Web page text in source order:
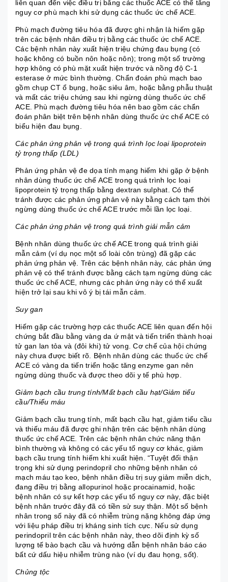
liên quan đến việc điều trị bằng các thuốc ACE có thể tăng
nguy cơ phù mạch khi sử dụng các thuốc ức chế ACE.
Phù mạch đường tiêu hóa đã được ghi nhận là hiếm gặp
trên các bệnh nhân điều trị bằng các thuốc ức chế ACE.
Các bệnh nhân này xuất hiện triệu chứng đau bụng (có
hoặc không có buồn nôn hoặc nôn); trong một số trường
hợp không có phù mặt xuất hiện trước và nồng độ C-1
esterase ở mức bình thường. Chẩn đoán phù mạch bao
gồm chụp CT ổ bụng, hoặc siêu âm, hoặc bằng phẫu thuật
và mất các triệu chứng sau khi ngừng dùng thuốc ức chế
ACE. Phù mạch đường tiêu hóa nên bao gồm các chẩn
đoán phân biệt trên bệnh nhân dùng thuốc ức chế ACE có
biểu hiện đau bụng.
Các phản ứng phản vệ trong quá trình lọc loại lipoprotein
tỷ trọng thấp (LDL)
Phản ứng phản vệ đe dọa tính mạng hiếm khi gặp ở bệnh
nhân dùng thuốc ức chế ACE trong quá trình lọc loại
lipoprotein tỷ trọng thấp bằng dextran sulphat. Có thể
tránh được các phản ứng phản vệ này bằng cách tạm thời
ngừng dùng thuốc ức chế ACE trước mỗi lần lọc loại.
Các phản ứng phản vệ trong quá trình giải mẫn cảm
Bệnh nhân dùng thuốc ức chế ACE trong quá trình giải
mẫn cảm (ví dụ nọc một số loài côn trùng) đã gặp các
phản ứng phản vệ. Trên các bệnh nhân này, các phản ứng
phản vệ có thể tránh được bằng cách tạm ngừng dùng các
thuốc ức chế ACE, nhưng các phản ứng này có thể xuất
hiện trở lại sau khi vô ý bị tái mẫn cảm.
Suy gan
Hiếm gặp các trường hợp các thuốc ACE liên quan đến hội
chứng bắt đầu bằng vàng da ứ mật và tiến triển thành hoại
tử gan lan tỏa và (đôi khi) tử vong. Cơ chế của hội chứng
này chưa được biết rõ. Bệnh nhân dùng các thuốc ức chế
ACE có vàng da tiến triển hoặc tăng enzyme gan nên
ngừng dùng thuốc và được theo dõi y tế phù hợp.
Giảm bạch cầu trung tính/Mất bạch cầu hạt/Giảm tiểu
cầu/Thiếu máu
Giảm bạch cầu trung tính, mất bạch cầu hạt, giảm tiểu cầu
và thiếu máu đã được ghi nhận trên các bệnh nhân dùng
thuốc ức chế ACE. Trên các bệnh nhân chức năng thận
bình thường và không có các yếu tố nguy cơ khác, giảm
bạch cầu trung tính hiếm khi xuất hiện. “Tuyệt đối thận
trọng khi sử dụng perindopril cho những bệnh nhân có
mạch máu tạo keo, bệnh nhân điều trị suy giảm miễn dịch,
đang điều trị bằng allopurinol hoặc procainamid, hoặc
bệnh nhân có sự kết hợp các yếu tố nguy cơ này, đặc biệt
bệnh nhân trước đây đã có tiền sử suy thận. Một số bệnh
nhân trong số này đã có nhiễm trùng nặng không đáp ứng
với liệu pháp điều trị kháng sinh tích cực. Nếu sử dụng
perindopril trên các bệnh nhân này, theo dõi định kỳ số
lượng tế bào bạch cầu và hướng dẫn bệnh nhân báo cáo
bất cứ dấu hiệu nhiễm trùng nào (ví dụ đau họng, sốt).
Chủng tộc